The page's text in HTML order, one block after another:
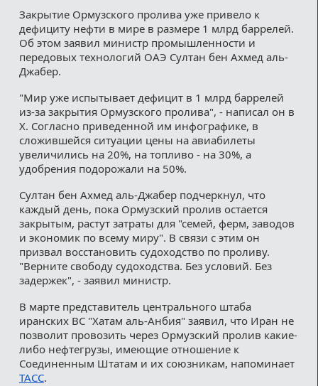
Контакты
Закрытие Ормузского пролива уже привело к
дефициту нефти в мире в размере 1 млрд баррелей.
Об этом заявил министр промышленности и
передовых технологий ОАЭ Султан бен Ахмед аль-
Джабер.
"Мир уже испытывает дефицит в 1 млрд баррелей
из-за закрытия Ормузского пролива", - написал он в
X. Согласно приведенной им инфографике, в
сложившейся ситуации цены на авиабилеты
увеличились на 20%, на топливо - на 30%, а
удобрения подорожали на 50%.
Султан бен Ахмед аль-Джабер подчеркнул, что
каждый день, пока Ормузский пролив остается
закрытым, растут затраты для "семей, ферм, заводов
и экономик по всему миру". В связи с этим он
призвал восстановить судоходство по проливу.
"Верните свободу судоходства. Без условий. Без
задержек", - заявил министр.
В марте представитель центрального штаба
иранских ВС "Хатам аль-Анбия" заявил, что Иран не
позволит провозить через Ормузский пролив какие-
либо нефтегрузы, имеющие отношение к
Соединенным Штатам и их союзникам, напоминает
ТАСС.